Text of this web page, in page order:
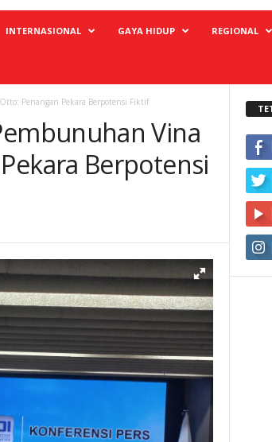
INTERNASIONAL GAYA HIDUP REGIONAL
Penangan Pekara Berpotensi Fiktif
Vina
Berpotensi